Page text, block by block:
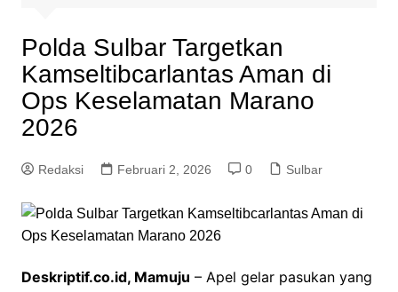
Polda Sulbar Targetkan
Kamseltibcarlantas Aman di
Ops Keselamatan Marano
2026
Redaksi Februari 2, 2026 0 Sulbar
Deskriptif.co.id, Mamuju – Apel gelar pasukan yang